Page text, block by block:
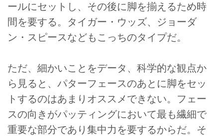
ールにセットし、その後に脚を揃えるため時
間を要する。タイガー・ウッズ、ジョーダ
ン・スピースなどもこっちのタイプだ。
ただ、細かいことをデータ、科学的な観点か
ら見ると、パターフェースのあとに脚をセッ
トするのはあまりオススメできない。フェー
スの向きがパッティングにおいて最も繊細で
重要な部分であり集中力を要するからだ。そ